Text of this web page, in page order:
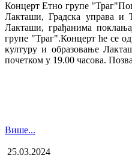
Концерт Етно групе
Лакташи, Градска управа и
Лакташи, грађанима
групе "Траг".Концерт ће се
културу и образовање
почетком у 19.00 часова.
Више...
25.03.2024